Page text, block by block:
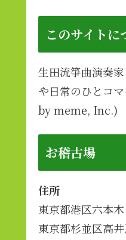
このサイトに
生田流箏曲演奏
や日常のひとコ
by meme, Inc.)
お稽古場
住所
東京都港区六本木
東京都杉並区高